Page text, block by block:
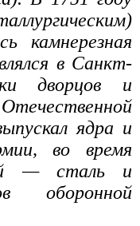
камнерезная
в Санкт-
дворцов и
ядра и
во время
— сталь и
оборонной